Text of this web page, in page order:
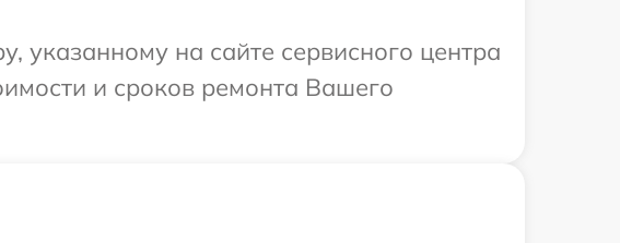
указанному на сайте сервисного центра
и сроков ремонта Вашего